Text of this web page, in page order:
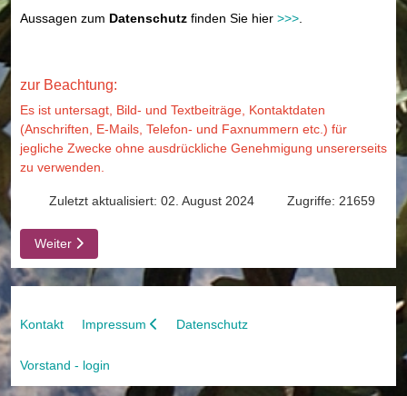
Aussagen zum Datenschutz finden Sie hier >>>
zur Beachtung:
Es ist untersagt, Bild- und Textbeiträge, Kontaktdaten
(Anschriften, E-Mails, Telefon- und Faxnummern etc.) für
jegliche Zwecke ohne ausdrückliche Genehmigung unsererseits
zu verwenden.
Zuletzt aktualisiert: 02. August 2024 Zugriffe: 21659
Nächster Beitrag: Kontakt
Weiter
Kontakt Impressum Datenschutz
Vorstand - login